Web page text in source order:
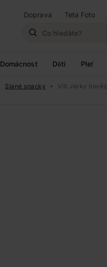
Doprava Teta Foto
Domácnost Děti Pleť
Slané snacky VIX Jerky